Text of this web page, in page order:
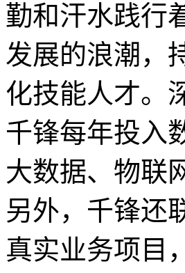
勤和汗水践行
发展的浪潮，
化技能人才。
千锋每年投入
大数据、物联
另外，千锋还
真实业务项目